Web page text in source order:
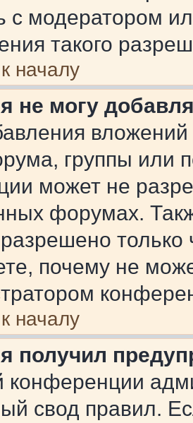
с модератором
такого
началу
не могу
группы или
может не
форумах.
почему не
началу
получил
конференции
свод правил.